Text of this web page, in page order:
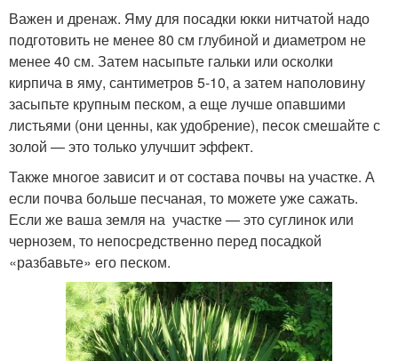
Важен и дренаж. Яму для посадки юкки нитчатой надо
подготовить не менее 80 см глубиной и диаметром не
менее 40 см. Затем насыпьте гальки или осколки
кирпича в яму, сантиметров 5-10, а затем наполовину
засыпьте крупным песком, а еще лучше опавшими
листьями (они ценны, как удобрение), песок смешайте с
золой — это только улучшит эффект.
Также многое зависит и от состава почвы на участке. А
если почва больше песчаная, то можете уже сажать.
Если же ваша земля на участке — это суглинок или
чернозем, то непосредственно перед посадкой
«разбавьте» его песком.